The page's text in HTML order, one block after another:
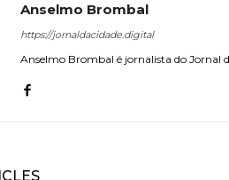
Anselmo Brombal
https://jornaldacidade.digital
Anselmo Brombal é jornalista do Jornal